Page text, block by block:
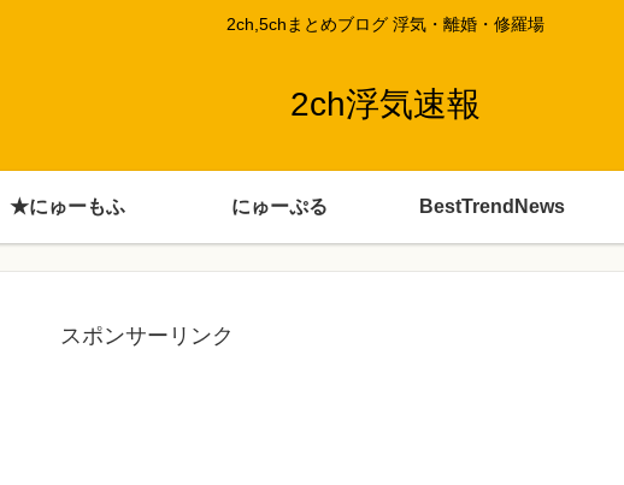
2ch,5chまとめブログ 浮気・離婚・修羅場
2ch浮気速報
★にゅーもふ にゅーぷる BestTrendNews
スポンサーリンク